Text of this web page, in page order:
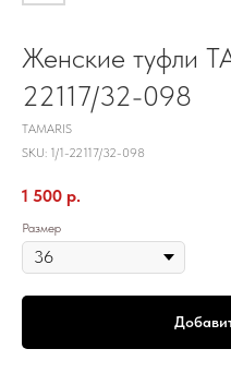
Женские туфли
22117/32-098
TAMARIS
SKU: 1/1-22117/32-098
1 500 р.
Размер